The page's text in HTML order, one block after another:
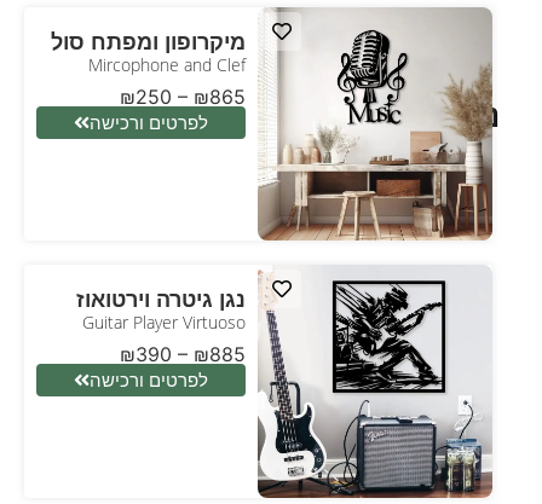
ניגון
מיקרופון ומפתח סול
Mircophone and Clef
₪250 – ₪865
לפרטים ורכישה
נגן גיטרה וירטואוז
Guitar Player Virtuoso
₪390 – ₪885
לפרטים ורכישה